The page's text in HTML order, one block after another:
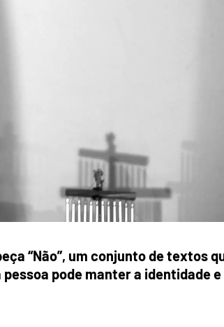
“Não”, um conjunto de textos
pode manter a identidade e